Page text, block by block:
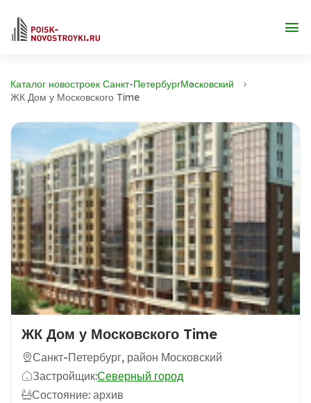
Каталог новостроек Санкт-ПетербургМосковский
ЖК Дом у Московского Time
ЖК Дом у Московского Time
Санкт-Петербург, район Московский
Застройщик:Северный город
Состояние: архив